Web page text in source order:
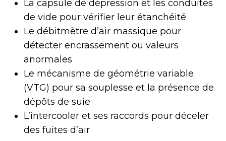
La capsule de dépression et les conduites
de vide pour vérifier leur étanchéité
Le débitmètre d’air massique pour
détecter encrassement ou valeurs
anormales
Le mécanisme de géométrie variable
(VTG) pour sa souplesse et la présence de
dépôts de suie
L’intercooler et ses raccords pour déceler
des fuites d’air